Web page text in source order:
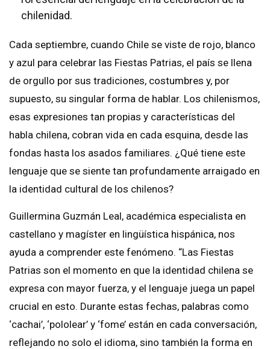
chilenidad.
Cada septiembre, cuando Chile se viste de rojo, blanco
y azul para celebrar las Fiestas Patrias, el país se llena
de orgullo por sus tradiciones, costumbres y, por
supuesto, su singular forma de hablar. Los chilenismos,
esas expresiones tan propias y características del
habla chilena, cobran vida en cada esquina, desde las
fondas hasta los asados familiares. ¿Qué tiene este
lenguaje que se siente tan profundamente arraigado en
la identidad cultural de los chilenos?
Guillermina Guzmán Leal, académica especialista en
castellano y magíster en lingüística hispánica, nos
ayuda a comprender este fenómeno. “Las Fiestas
Patrias son el momento en que la identidad chilena se
expresa con mayor fuerza, y el lenguaje juega un papel
crucial en esto. Durante estas fechas, palabras como
‘cachai’, ‘pololear’ y ‘fome’ están en cada conversación,
reflejando no solo el idioma, sino también la forma en